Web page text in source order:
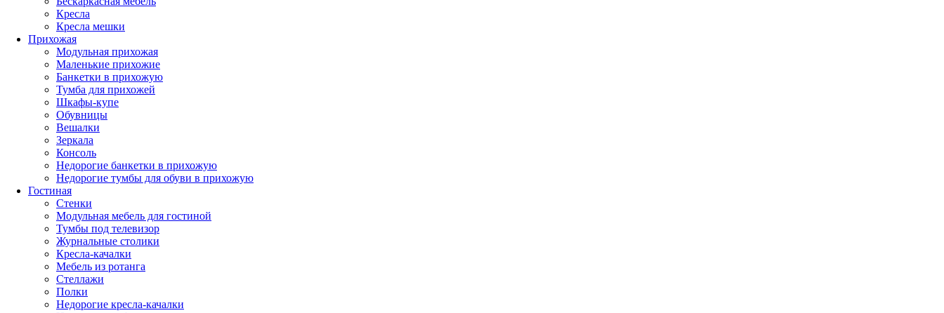
Кресла
Кресла мешки
Прихожая
Модульная прихожая
Маленькие прихожие
Банкетки в прихожую
Тумба для прихожей
Шкафы-купе
Обувницы
Вешалки
Зеркала
Консоль
Недорогие банкетки в прихожую
Недорогие тумбы для обуви в прихожую
Гостиная
Стенки
Модульная мебель для гостиной
Тумбы под телевизор
Журнальные столики
Кресла-качалки
Мебель из ротанга
Стеллажи
Полки
Недорогие кресла-качалки